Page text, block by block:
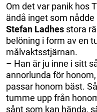
Om det var panik hos
ändå inget som
Stefan Ladhes stora
belöning i form av en
målvaktsstjärnan.
– Han är ju inne i sitt
annorlunda för
passar honom bäst.
tumme upp från
sånt som kan hända,